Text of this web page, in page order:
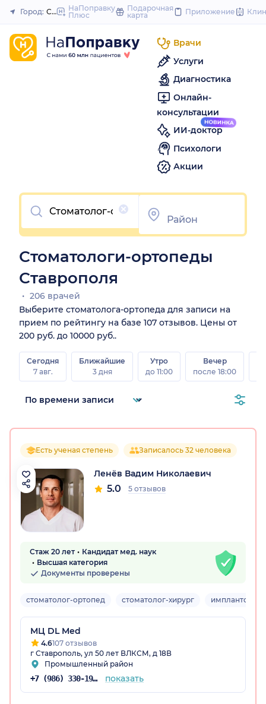
to
Закрыть
Город: СтавропольНаПоправку
Плюс
Подарочная
карта
Приложение
Врачи
Услуги
Диагностика
Онлайн-
консультации
ИИ-доктор
Психологи
Акции
Очистить
Стоматологи-ортопеды
Ставрополя
206 врачей
Выберите стоматолога-ортопеда для записи на
прием по рейтингу на базе 107 отзывов. Цены от
200 руб. до 10000 руб..
Сегодня
7 авг.
Ближайшие
3 дня
Утро
до 11:00
Вечер
после 18:00
Есть ученая степень Записалось 32 человека
Ленёв Вадим Николаевич
5.0 5 отзывов
Стаж 20 лет
Кандидат мед. наук
Высшая категория
Документы проверены
стоматолог-ортопед стоматолог-хирург имплантолог
МЦ DL Med
4.6107 отзывов
г Ставрополь, ул 50 лет ВЛКСМ, д 18В
Промышленный район
+7 (986) 330-19-67 показать